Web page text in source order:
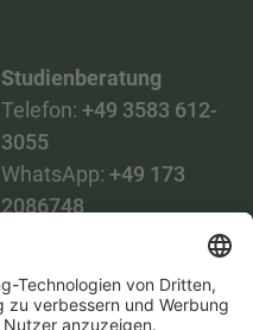
Studienberatung
Telefon: +49 3583 612-
3055
WhatsApp: +49 173
2086748